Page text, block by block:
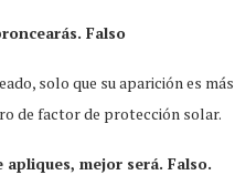
Falso
solo que su aparición es
de factor de protección solar.
mejor será. Falso.